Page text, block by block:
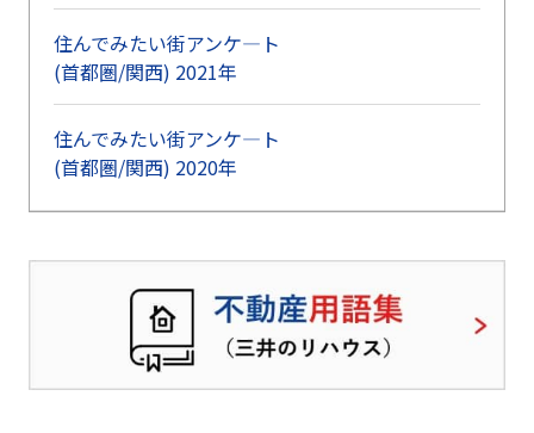
住んでみたい街アンケ―ト
(首都圏/関西) 2021年
住んでみたい街アンケ―ト
(首都圏/関西) 2020年